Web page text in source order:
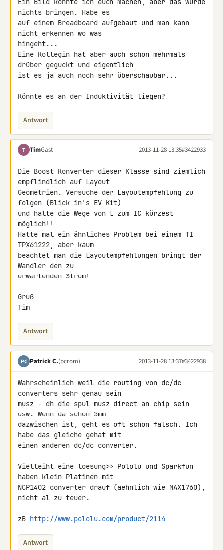
Ein Bild könnte ich euch machen, aber das würde
nichts bringen. Habe es
auf einem Breadboard aufgebaut und man kann
nicht erkennen wo was
hingeht...
Eine Kollegin hat aber auch schon mehrmals
drüber geguckt und eigentlich
ist es ja auch noch sehr überschaubar...
Könnte es an der Induktivität liegen?
Antwort
T TimGast 2013-11-28 13:35#3422933
Die Boost Konverter dieser Klasse sind ziemlich
empflindlich auf Layout
Geometrien. Versuche der Layoutempfehlung zu
folgen (Blick in's EV Kit)
und halte die Wege von L zum IC kürzest
möglich!!
Hatte mal ein ähnliches Problem bei einem TI
TPX61222, aber kaum
beachtet man die Layoutempfehlungen bringt der
Wandler den zu
erwartenden Strom!
Gruß
Tim
Antwort
PC Patrick C.(pcrom) 2013-11-28 13:37#3422938
Wahrscheinlich weil die routing von dc/dc
converters sehr genau sein
musz - dh die spul musz direct an chip sein
usw. Wenn da schon 5mm
dazwischen ist, geht es oft schon falsch. Ich
habe das gleiche gehat mit
einen anderen dc/dc converter.
Vielleiht eine loesung>> Pololu und Sparkfun
haben klein Platinen mit
NCP1402 converter drauf (aehnlich wie MAX1760),
nicht al zu teuer.
zB http://www.pololu.com/product/2114
Antwort